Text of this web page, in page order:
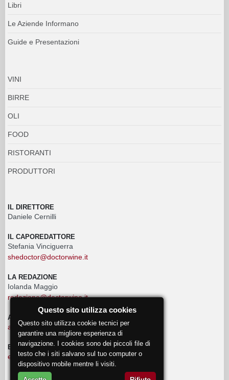
Libri
Le Aziende Informano
Guide e Presentazioni
VINI
BIRRE
OLI
FOOD
RISTORANTI
PRODUTTORI
IL DIRETTORE
Daniele Cernilli
IL CAPOREDATTORE
Stefania Vinciguerra
shedoctor@doctorwine.it
LA REDAZIONE
Iolanda Maggio
redazione@doctorwine.it
ADVERTISING
advertising@doctorwine.it
EVENTI
eventi@doctorwine.it
Questo sito utilizza cookies
Questo sito utilizza cookie tecnici per
garantire una migliore esperienza di
navigazione. I cookies sono dei piccoli file di
testo che i siti salvano sul tuo computer o
dispositivo mobile mentre li visiti.